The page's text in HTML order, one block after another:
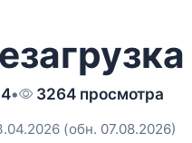
• 3264 просмотра
(обн. 07.08.2026)